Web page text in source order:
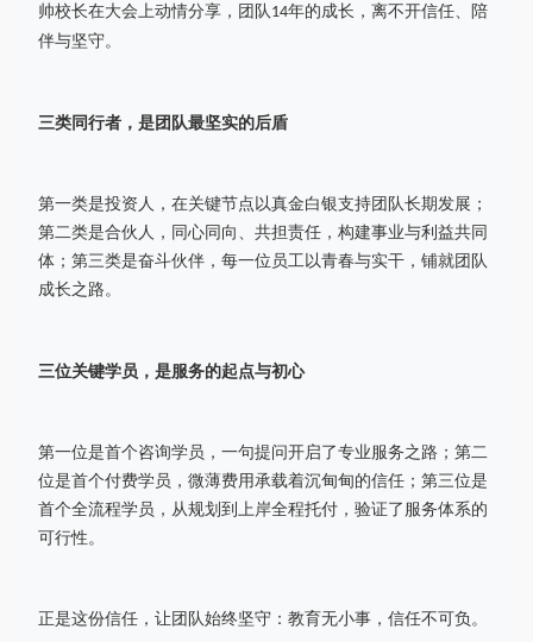
帅校长在大会上动情分享，团队 14年的成长，离不开信任、陪
伴与坚守。
三类同行者，是团队最坚实的后盾
第一类是投资人，在关键节点以真金白银支持团队长期发展；
第二类是合伙人，同心同向、共担责任，构建事业与利益共同
体；第三类是奋斗伙伴，每一位员工以青春与实干，铺就团队
成长之路。
三位关键学员，是服务的起点与初心
第一位是首个咨询学员，一句提问开启了专业服务之路；第二
位是首个付费学员，微薄费用承载着沉甸甸的信任；第三位是
首个全流程学员，从规划到上岸全程托付，验证了服务体系的
可行性。
正是这份信任，让团队始终坚守：教育无小事，信任不可负。